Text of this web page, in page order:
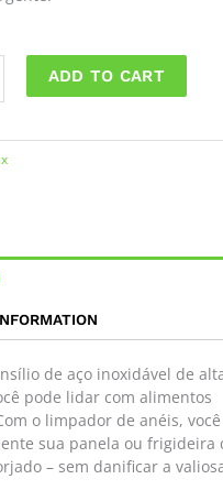
ADD TO CART
de aço inoxidável de
pode lidar com alimentos
o limpador de anéis,
sua panela ou frigideira
– sem danificar a